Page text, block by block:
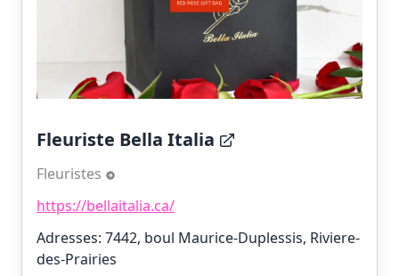
Fleuriste Bella Italia
Fleuristes
https://bellaitalia.ca/
Adresses: 7442, boul Maurice-Duplessis, Riviere-
des-Prairies